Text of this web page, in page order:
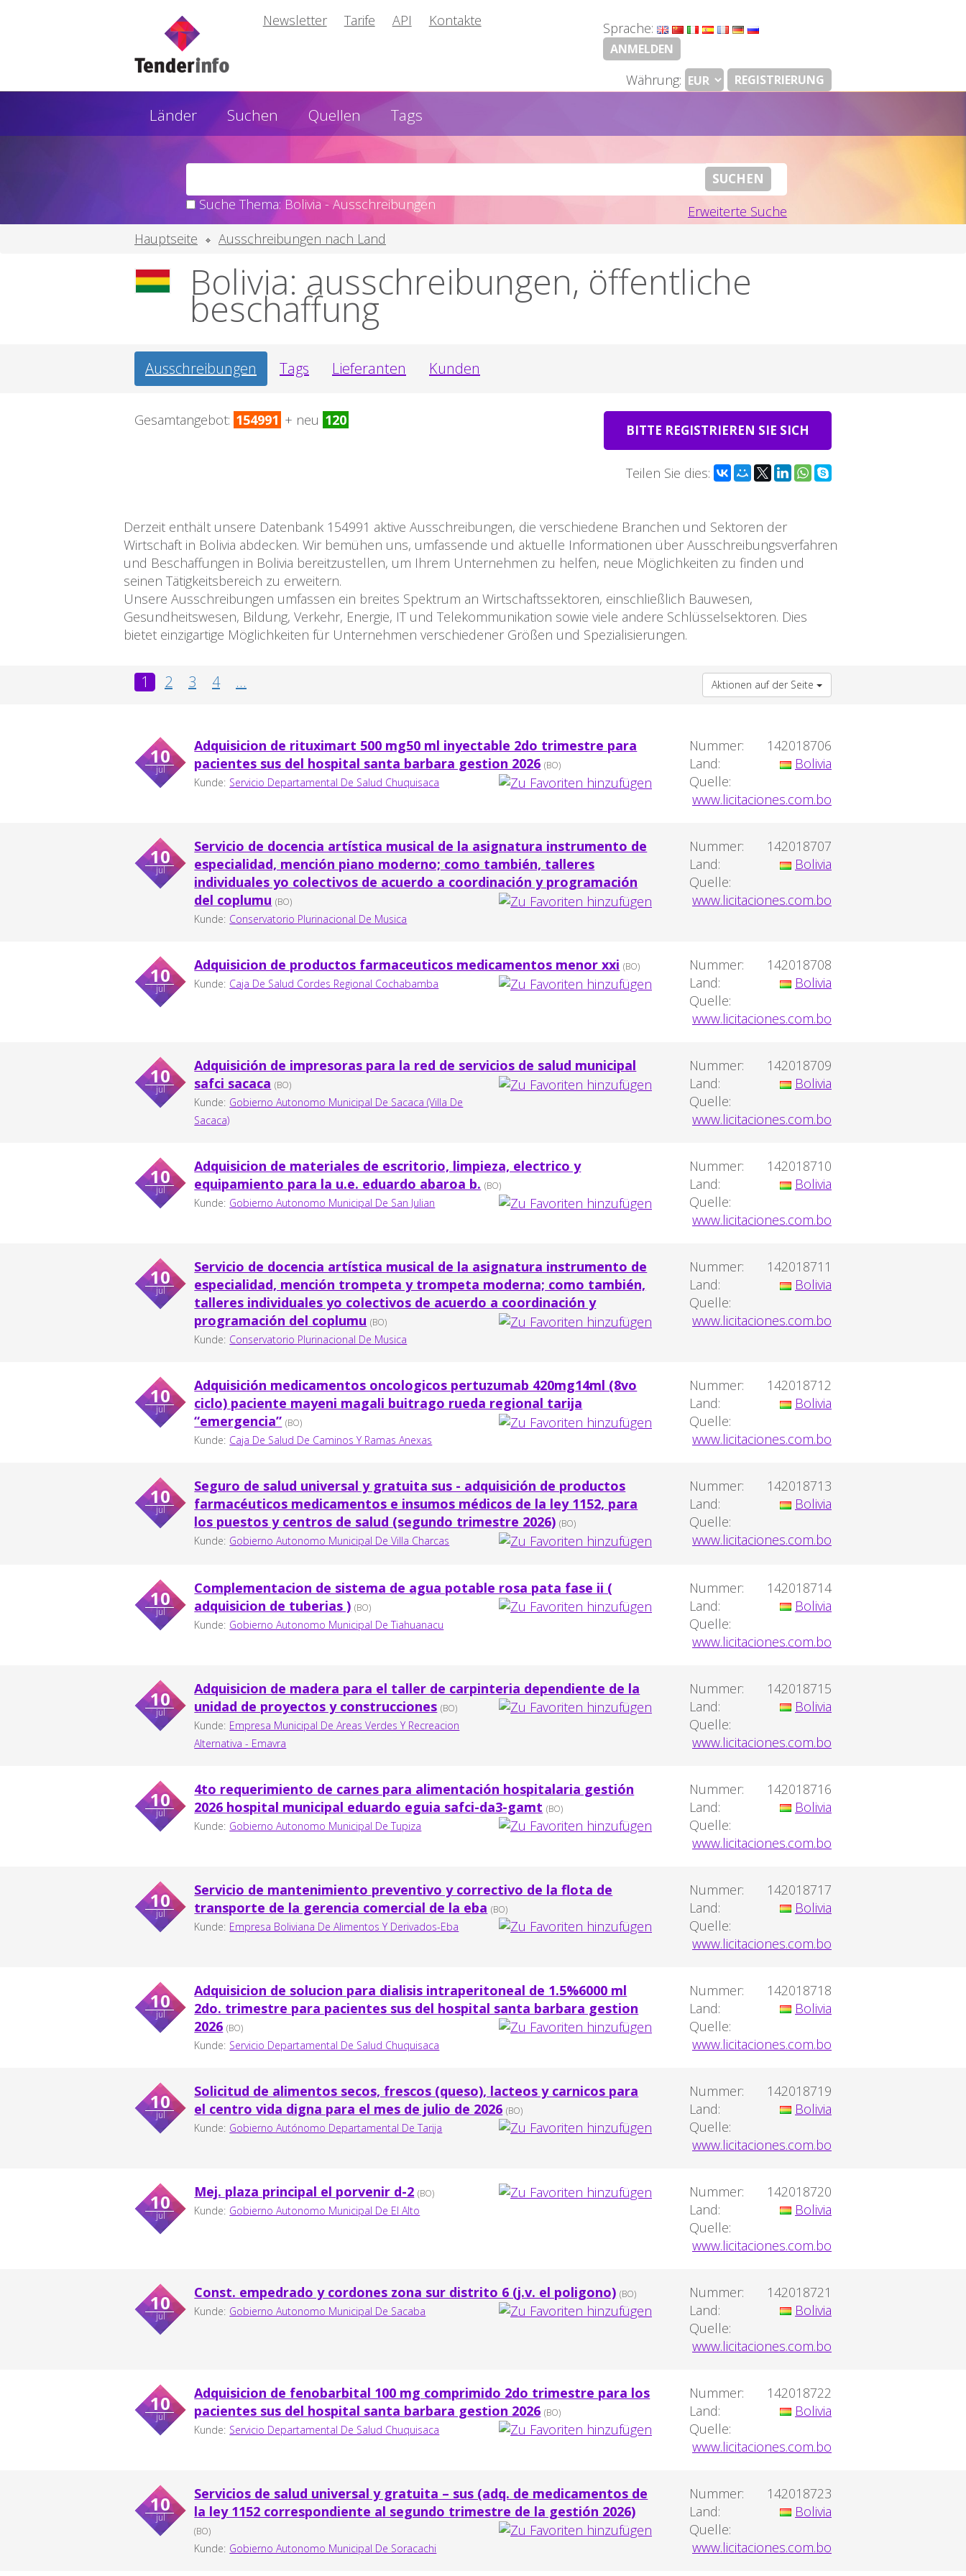
Newsletter Tarife API Kontakte Sprache:
ANMELDEN
Währung: REGISTRIERUNG
Länder Suchen Quellen Tags
Suche Thema: Bolivia - Ausschreibungen
Erweiterte Suche
Hauptseite
Ausschreibungen nach Land
Bolivia: ausschreibungen, öffentliche
beschaffung
Ausschreibungen Tags Lieferanten Kunden
Gesamtangebot: 154991 + neu 120
BITTE REGISTRIEREN SIE SICH
Teilen Sie dies:
Derzeit enthält unsere Datenbank 154991 aktive Ausschreibungen, die verschiedene Branchen und Sektoren der
Wirtschaft in Bolivia abdecken. Wir bemühen uns, umfassende und aktuelle Informationen über Ausschreibungsverfahren
und Beschaffungen in Bolivia bereitzustellen, um Ihrem Unternehmen zu helfen, neue Möglichkeiten zu finden und
seinen Tätigkeitsbereich zu erweitern.
Unsere Ausschreibungen umfassen ein breites Spektrum an Wirtschaftssektoren, einschließlich Bauwesen,
Gesundheitswesen, Bildung, Verkehr, Energie, IT und Telekommunikation sowie viele andere Schlüsselsektoren. Dies
bietet einzigartige Möglichkeiten für Unternehmen verschiedener Größen und Spezialisierungen.
1 2 3 4 ... Aktionen auf der Seite
10
jul
Adquisicion de rituximart 500 mg50 ml inyectable 2do trimestre para
pacientes sus del hospital santa barbara gestion 2026 (BO)
Kunde: Servicio Departamental De Salud Chuquisaca
Nummer:
142018706
Land:
Bolivia
Quelle:
www.licitaciones.com.bo
10
jul
Servicio de docencia artística musical de la asignatura instrumento de
especialidad, mención piano moderno; como también, talleres
individuales yo colectivos de acuerdo a coordinación y programación
del coplumu (BO)
Kunde: Conservatorio Plurinacional De Musica
Nummer:
142018707
Land:
Bolivia
Quelle:
www.licitaciones.com.bo
10
jul
Adquisicion de productos farmaceuticos medicamentos menor xxi (BO)
Kunde: Caja De Salud Cordes Regional Cochabamba
Nummer:
142018708
Land:
Bolivia
Quelle:
www.licitaciones.com.bo
10
jul
Adquisición de impresoras para la red de servicios de salud municipal
safci sacaca (BO)
Kunde: Gobierno Autonomo Municipal De Sacaca (Villa De
Sacaca)
Nummer:
142018709
Land:
Bolivia
Quelle:
www.licitaciones.com.bo
10
jul
Adquisicion de materiales de escritorio, limpieza, electrico y
equipamiento para la u.e. eduardo abaroa b. (BO)
Kunde: Gobierno Autonomo Municipal De San Julian
Nummer:
142018710
Land:
Bolivia
Quelle:
www.licitaciones.com.bo
10
jul
Servicio de docencia artística musical de la asignatura instrumento de
especialidad, mención trompeta y trompeta moderna; como también,
talleres individuales yo colectivos de acuerdo a coordinación y
programación del coplumu (BO)
Kunde: Conservatorio Plurinacional De Musica
Nummer:
142018711
Land:
Bolivia
Quelle:
www.licitaciones.com.bo
10
jul
Adquisición medicamentos oncologicos pertuzumab 420mg14ml (8vo
ciclo) paciente mayeni magali buitrago rueda regional tarija
“emergencia” (BO)
Kunde: Caja De Salud De Caminos Y Ramas Anexas
Nummer:
142018712
Land:
Bolivia
Quelle:
www.licitaciones.com.bo
10
jul
Seguro de salud universal y gratuita sus - adquisición de productos
farmacéuticos medicamentos e insumos médicos de la ley 1152, para
los puestos y centros de salud (segundo trimestre 2026) (BO)
Kunde: Gobierno Autonomo Municipal De Villa Charcas
Nummer:
142018713
Land:
Bolivia
Quelle:
www.licitaciones.com.bo
10
jul
Complementacion de sistema de agua potable rosa pata fase ii (
adquisicion de tuberias ) (BO)
Kunde: Gobierno Autonomo Municipal De Tiahuanacu
Nummer:
142018714
Land:
Bolivia
Quelle:
www.licitaciones.com.bo
10
jul
Adquisicion de madera para el taller de carpinteria dependiente de la
unidad de proyectos y construcciones (BO)
Kunde: Empresa Municipal De Areas Verdes Y Recreacion
Alternativa - Emavra
Nummer:
142018715
Land:
Bolivia
Quelle:
www.licitaciones.com.bo
10
jul
4to requerimiento de carnes para alimentación hospitalaria gestión
2026 hospital municipal eduardo eguia safci-da3-gamt (BO)
Kunde: Gobierno Autonomo Municipal De Tupiza
Nummer:
142018716
Land:
Bolivia
Quelle:
www.licitaciones.com.bo
10
jul
Servicio de mantenimiento preventivo y correctivo de la flota de
transporte de la gerencia comercial de la eba (BO)
Kunde: Empresa Boliviana De Alimentos Y Derivados-Eba
Nummer:
142018717
Land:
Bolivia
Quelle:
www.licitaciones.com.bo
10
jul
Adquisicion de solucion para dialisis intraperitoneal de 1.5%6000 ml
2do. trimestre para pacientes sus del hospital santa barbara gestion
2026 (BO)
Kunde: Servicio Departamental De Salud Chuquisaca
Nummer:
142018718
Land:
Bolivia
Quelle:
www.licitaciones.com.bo
10
jul
Solicitud de alimentos secos, frescos (queso), lacteos y carnicos para
el centro vida digna para el mes de julio de 2026 (BO)
Kunde: Gobierno Autónomo Departamental De Tarija
Nummer:
142018719
Land:
Bolivia
Quelle:
www.licitaciones.com.bo
10
jul
Mej. plaza principal el porvenir d-2 (BO)
Kunde: Gobierno Autonomo Municipal De El Alto
Nummer:
142018720
Land:
Bolivia
Quelle:
www.licitaciones.com.bo
10
jul
Const. empedrado y cordones zona sur distrito 6 (j.v. el poligono) (BO)
Kunde: Gobierno Autonomo Municipal De Sacaba
Nummer:
142018721
Land:
Bolivia
Quelle:
www.licitaciones.com.bo
10
jul
Adquisicion de fenobarbital 100 mg comprimido 2do trimestre para los
pacientes sus del hospital santa barbara gestion 2026 (BO)
Kunde: Servicio Departamental De Salud Chuquisaca
Nummer:
142018722
Land:
Bolivia
Quelle:
www.licitaciones.com.bo
10
jul
Servicios de salud universal y gratuita – sus (adq. de medicamentos de
la ley 1152 correspondiente al segundo trimestre de la gestión 2026)
(BO)
Kunde: Gobierno Autonomo Municipal De Soracachi
Nummer:
142018723
Land:
Bolivia
Quelle:
www.licitaciones.com.bo